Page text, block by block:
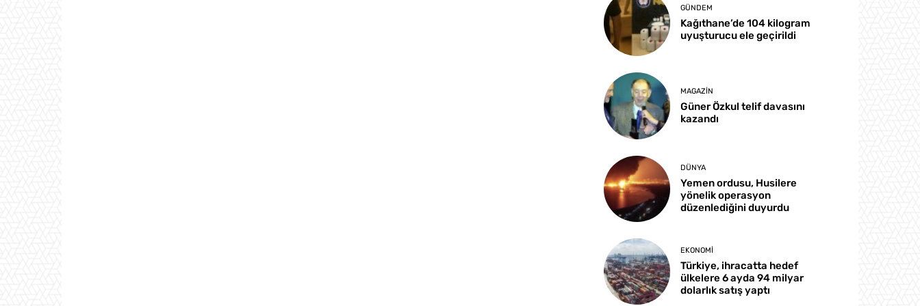
GÜNDEM
Kağıthane’de 104 kilogram
uyuşturucu ele geçirildi
MAGAZIN
Güner Özkul telif davasını
kazandı
DÜNYA
Yemen ordusu, Husilere
yönelik operasyon
düzenlediğini duyurdu
EKONOMI
Türkiye, ihracatta hedef
ülkelere 6 ayda 94 milyar
dolarlık satış yaptı